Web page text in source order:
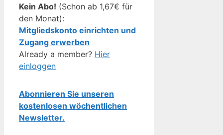
Kein Abo! (Schon ab 1,67€ für
den Monat):
Mitgliedskonto einrichten und
Zugang erwerben
Already a member? Hier
einloggen
Abonnieren Sie unseren
kostenlosen wöchentlichen
Newsletter.